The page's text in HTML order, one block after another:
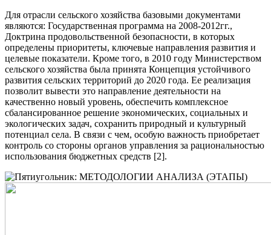
Для отрасли сельского хозяйства базовыми документами
являются: Государственная программа на 2008-2012гг.,
Доктрина продовольственной безопасности, в которых
определены приоритеты, ключевые направления развития и
целевые показатели. Кроме того, в 2010 году Министерством
сельского хозяйства была принята Концепция устойчивого
развития сельских территорий до 2020 года. Ее реализация
позволит вывести это направление деятельности на
качественно новый уровень, обеспечить комплексное
сбалансированное решение экономических, социальных и
экологических задач, сохранить природный и культурный
потенциал села. В связи с чем, особую важность приобретает
контроль со стороны органов управления за рациональностью
использования бюджетных средств [2].